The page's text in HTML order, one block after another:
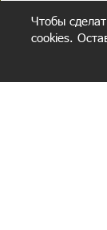
Чтобы
cookies.